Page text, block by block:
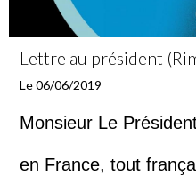
Lettre au président
Le 06/06/2019
Monsieur Le
en France, tout